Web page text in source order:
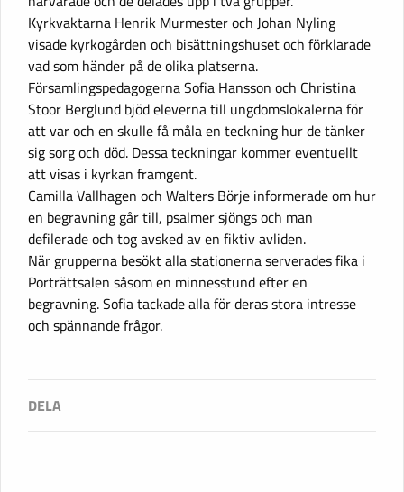
Kyrkvaktarna Henrik Murmester och Johan Nyling
visade kyrkogården och bisättningshuset och förklarade
vad som händer på de olika platserna.
Församlingspedagogerna Sofia Hansson och Christina
Stoor Berglund bjöd eleverna till ungdomslokalerna för
att var och en skulle få måla en teckning hur de tänker
sig sorg och död. Dessa teckningar kommer eventuellt
att visas i kyrkan framgent.
Camilla Vallhagen och Walters Börje informerade om hur
en begravning går till, psalmer sjöngs och man
defilerade och tog avsked av en fiktiv avliden.
När grupperna besökt alla stationerna serverades fika i
Porträttsalen såsom en minnesstund efter en
begravning. Sofia tackade alla för deras stora intresse
och spännande frågor.